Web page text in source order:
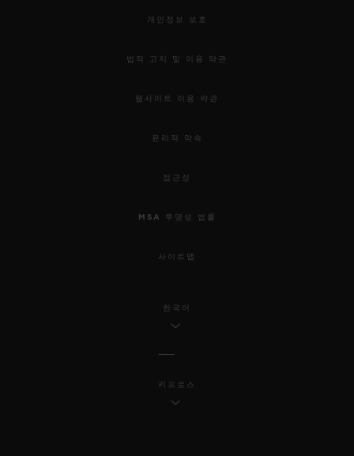
개인정보 보호
법적 고지 및 이용 약관
웹사이트 이용 약관
윤리적 약속
접근성
MSA 투명성 법률
사이트맵
한국어
키프로스